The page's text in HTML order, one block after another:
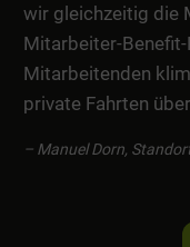
wir gleichzeitig die
Mitarbeiter-
Mitarbeitenden
private Fahrten
– Manuel Dorn,